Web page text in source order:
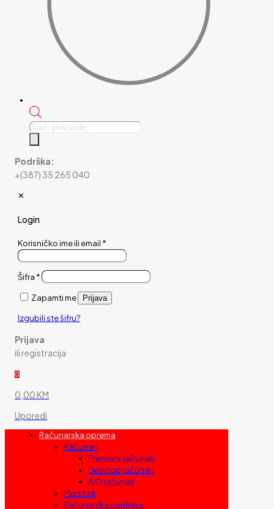
Products
Podrška:
+(387) 35 265 040
✕
Login
Korisničko ime ili email *
Šifra *
Zapamti me Prijava
Izgubili ste šifru?
Prijava
ili registracija
0
0,00 KM
Uporedi
Računarska oprema
Računari
Prenosni računari
Desktop računari
AIO računari
Monitori
Računarska periferija